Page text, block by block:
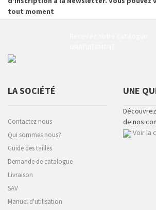
tout moment
LA SOCIÉTÉ
Contactez nous
Qui sommes nous?
Guide des tailles
Demande de catalogue
Livraison
SAV
Manuel d'utilisation
UNE
de nos
Voir la